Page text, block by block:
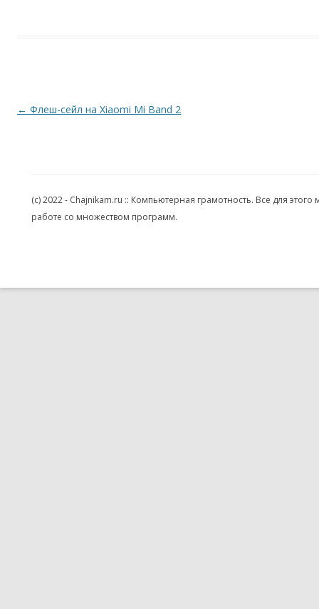
Навигация по записям
← Флеш-сейл на Xiaomi Mi Band 2
(c) 2022 - Chajnikam.ru :: Компьютерная грамотность. Все для
работе со множеством программ.